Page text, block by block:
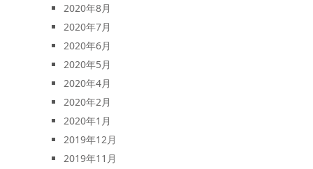
2020年8月
2020年7月
2020年6月
2020年5月
2020年4月
2020年2月
2020年1月
2019年12月
2019年11月